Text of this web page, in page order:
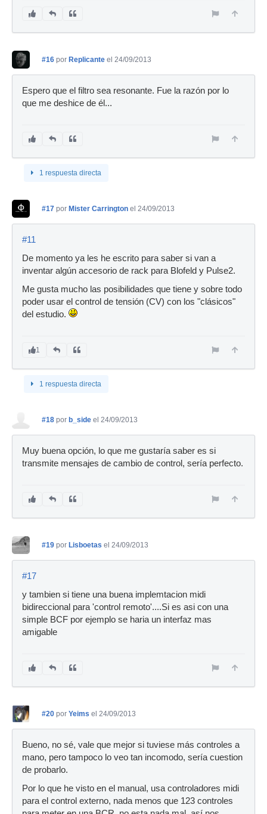
#16 por Replicante el 24/09/2013
Espero que el filtro sea resonante. Fue la razón por lo
que me deshice de él...
1 respuesta directa
#17 por Mister Carrington el 24/09/2013
#11
De momento ya les he escrito para saber si van a
inventar algún accesorio de rack para Blofeld y Pulse2.
Me gusta mucho las posibilidades que tiene y sobre todo
poder usar el control de tensión (CV) con los "clásicos"
del estudio.
1
1 respuesta directa
#18 por b_side el 24/09/2013
Muy buena opción, lo que me gustaría saber es si
transmite mensajes de cambio de control, sería perfecto.
#19 por Lisboetas el 24/09/2013
#17
y tambien si tiene una buena implemtacion midi
bidireccional para 'control remoto'....Si es asi con una
simple BCF por ejemplo se haria un interfaz mas
amigable
#20 por Yeims el 24/09/2013
Bueno, no sé, vale que mejor si tuviese más controles a
mano, pero tampoco lo veo tan incomodo, sería cuestion
de probarlo.
Por lo que he visto en el manual, usa controladores midi
para el control externo, nada menos que 123 controles